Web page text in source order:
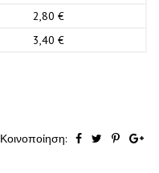
2,80 €
3,40 €
Κοινοποίηση: